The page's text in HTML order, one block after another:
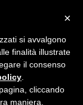
×
si avvalgono
finalità illustrate
il consenso
cliccando
maniera,